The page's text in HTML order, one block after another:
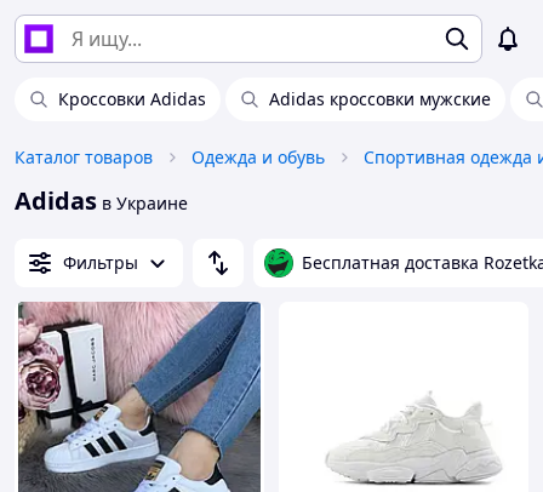
Кроссовки Adidas Adidas кроссовки мужские
Каталог товаров Одежда и обувь Спортивная одежда
Adidas в Украине
Фильтры Бесплатная доставка